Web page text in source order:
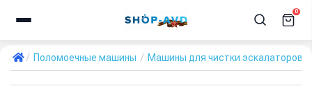
0
Поломоечные машины Машины для чистки эскалаторов